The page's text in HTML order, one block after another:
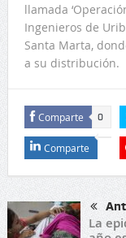
llamada
Ingenieros de
Santa Marta,
a su distribución.
Comparte 0
Comparte
La